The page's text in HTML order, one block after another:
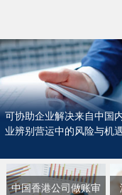
可协助企业解决来自中国
业辨别营运中的风险与机
中国香港公司做账审